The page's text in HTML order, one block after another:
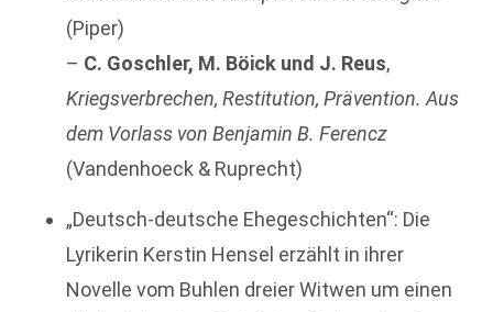
(Piper)
– C. Goschler, M. Böick und J. Reus,
Kriegsverbrechen, Restitution, Prävention. Aus
dem Vorlass von Benjamin B. Ferencz
(Vandenhoeck & Ruprecht)
„Deutsch-deutsche Ehegeschichten“: Die
Lyrikerin Kerstin Hensel erzählt in ihrer
Novelle vom Buhlen dreier Witwen um einen